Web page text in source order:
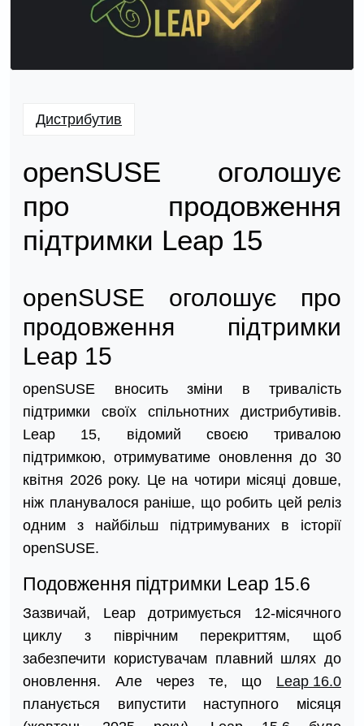
Дистрибутив
openSUSE оголошує
про продовження
підтримки Leap 15
openSUSE оголошує про
продовження підтримки
Leap 15
openSUSE вносить зміни в тривалість
підтримки своїх спільнотних дистрибутивів.
Leap 15, відомий своєю тривалою
підтримкою, отримуватиме оновлення до 30
квітня 2026 року. Це на чотири місяці довше,
ніж планувалося раніше, що робить цей реліз
одним з найбільш підтримуваних в історії
openSUSE.
Подовження підтримки Leap 15.6
Зазвичай, Leap дотримується 12-місячного
циклу з піврічним перекриттям, щоб
забезпечити користувачам плавний шлях до
оновлення. Але через те, що Leap 16.0
планується випустити наступного місяця